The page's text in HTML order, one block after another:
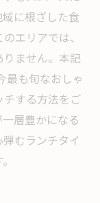
に根ざした食
エリアでは、
ません。本記
最も旬なおしゃ
する方法をご
層豊かになる
むランチタイ